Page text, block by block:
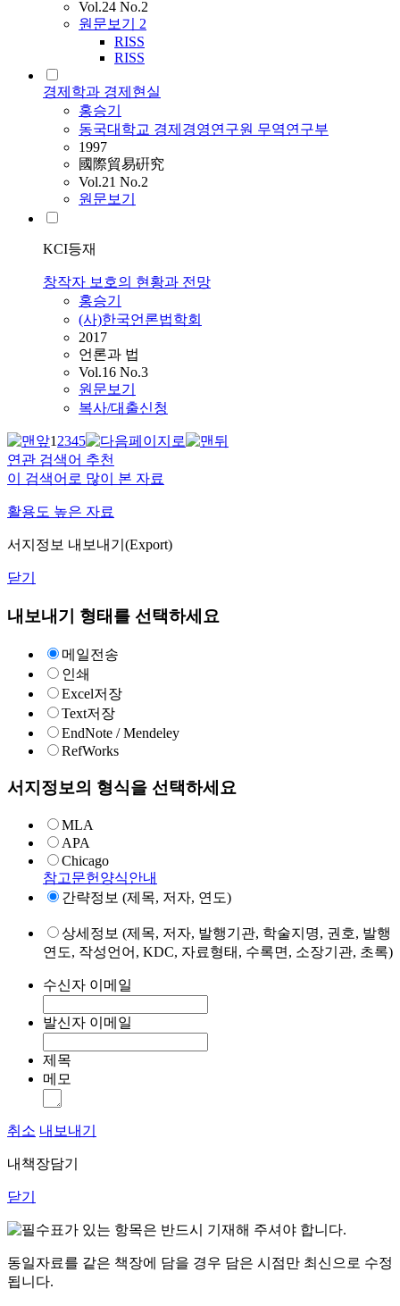
Vol.24 No.2
원문보기 2
RISS
RISS
경제학과 경제현실
홍승기
동국대학교 경제경영연구원 무역연구부
1997
國際貿易硏究
Vol.21 No.2
원문보기
KCI등재
창작자 보호의 현황과 전망
홍승기
(사)한국언론법학회
2017
언론과 법
Vol.16 No.3
원문보기
복사/대출신청
12345
연관 검색어 추천
이 검색어로 많이 본 자료
활용도 높은 자료
서지정보 내보내기(Export)
닫기
내보내기 형태를 선택하세요
메일전송
인쇄
Excel저장
Text저장
EndNote / Mendeley
RefWorks
서지정보의 형식을 선택하세요
MLA
APA
Chicago
참고문헌양식안내
간략정보 (제목, 저자, 연도)
상세정보 (제목, 저자, 발행기관, 학술지명, 권호, 발행
연도, 작성언어, KDC, 자료형태, 수록면, 소장기관, 초록)
수신자 이메일
발신자 이메일
제목
메모
취소 내보내기
내책장담기
닫기
표가 있는 항목은 반드시 기재해 주셔야 합니다.
동일자료를 같은 책장에 담을 경우 담은 시점만 최신으로 수정
됩니다.